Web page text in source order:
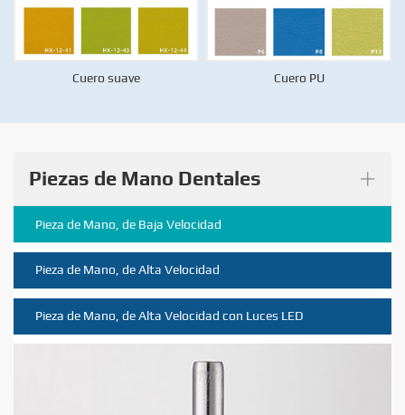
Cuero suave Cuero PU
Piezas de Mano Dentales +
Pieza de Mano, de Baja Velocidad
Pieza de Mano, de Alta Velocidad
Pieza de Mano, de Alta Velocidad con Luces LED